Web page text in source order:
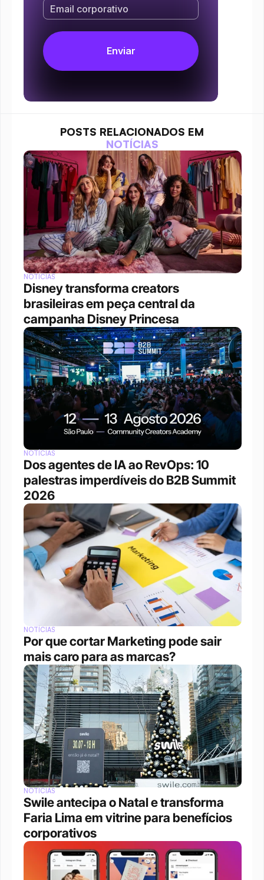
POSTS RELACIONADOS EM
NOTÍCIAS
NOTÍCIAS
Disney transforma creators
brasileiras em peça central da
campanha Disney Princesa
NOTÍCIAS
Dos agentes de IA ao RevOps: 10
palestras imperdíveis do B2B Summit
2026
NOTÍCIAS
Por que cortar Marketing pode sair
mais caro para as marcas?
NOTÍCIAS
Swile antecipa o Natal e transforma
Faria Lima em vitrine para benefícios
corporativos